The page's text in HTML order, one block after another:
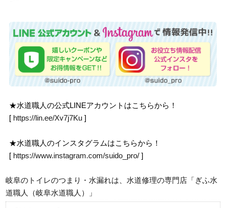
★水道職人の公式LINEアカウントはこちらから！
[ https://lin.ee/Xv7j7Ku ]
★水道職人のインスタグラムはこちらから！
[ https://www.instagram.com/suido_pro/ ]
岐阜のトイレのつまり・水漏れは、水道修理の専門店「ぎふ水
道職人（岐阜水道職人）」